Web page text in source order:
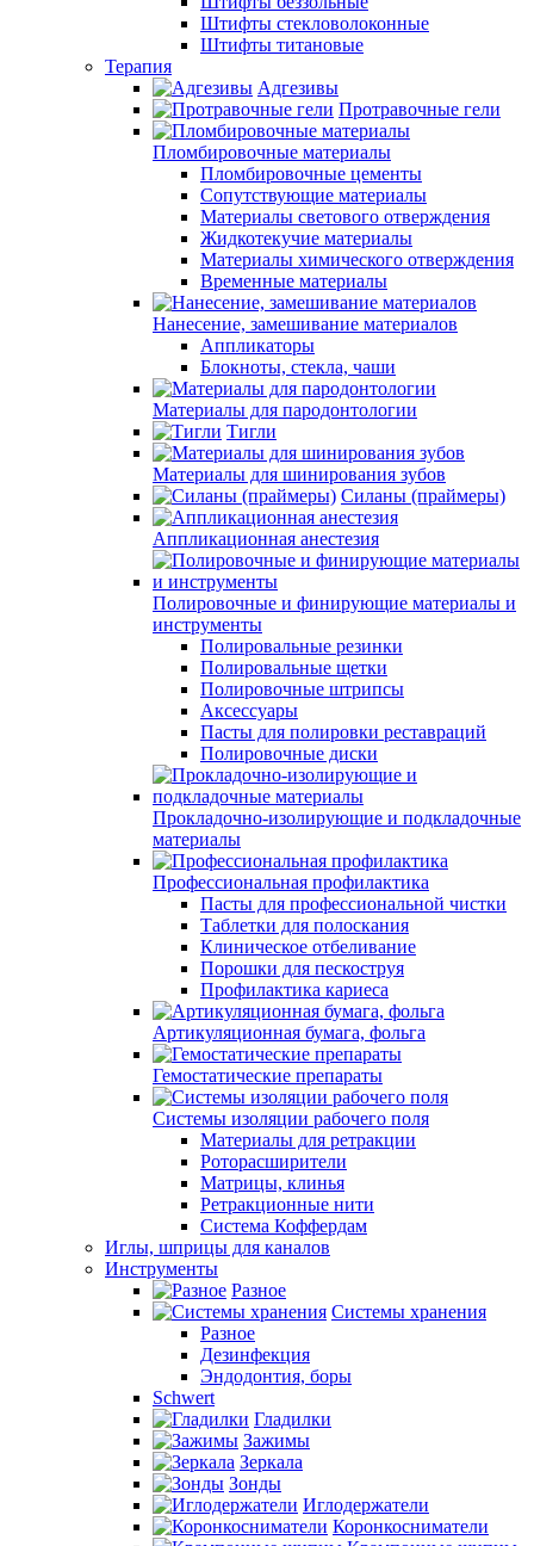
Штифты стекловолоконные
Штифты титановые
Терапия
Адгезивы
Протравочные гели
Пломбировочные материалы
Пломбировочные цементы
Сопутствующие материалы
Материалы светового отверждения
Жидкотекучие материалы
Материалы химического отверждения
Временные материалы
Нанесение, замешивание материалов
Аппликаторы
Блокноты, стекла, чаши
Материалы для пародонтологии
Тигли
Материалы для шинирования зубов
Силаны (праймеры)
Аппликационная анестезия
Полировочные и финирующие материалы и
инструменты
Полировальные резинки
Полировальные щетки
Полировочные штрипсы
Аксессуары
Пасты для полировки реставраций
Полировочные диски
Прокладочно-изолирующие и подкладочные
материалы
Профессиональная профилактика
Пасты для профессиональной чистки
Таблетки для полоскания
Клиническое отбеливание
Порошки для пескоструя
Профилактика кариеса
Артикуляционная бумага, фольга
Гемостатические препараты
Системы изоляции рабочего поля
Материалы для ретракции
Роторасширители
Матрицы, клинья
Ретракционные нити
Система Коффердам
Иглы, шприцы для каналов
Инструменты
Разное
Системы хранения
Разное
Дезинфекция
Эндодонтия, боры
Schwert
Гладилки
Зажимы
Зеркала
Зонды
Иглодержатели
Коронкосниматели